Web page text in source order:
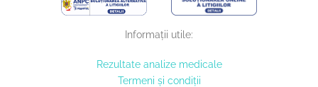
Informații utile:
Rezultate analize medicale
Termeni și condiții